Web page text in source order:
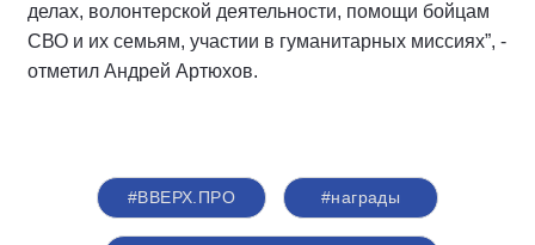
делах, волонтерской деятельности, помощи бойцам
СВО и их семьям, участии в гуманитарных миссиях”, -
отметил Андрей Артюхов.
#ВВЕРХ.ПРО #награды